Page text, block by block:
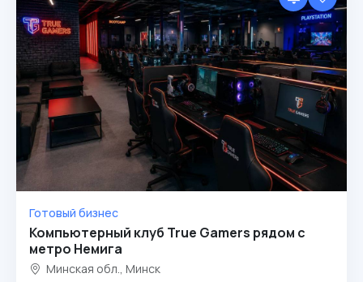
Готовый бизнес
Компьютерный клуб True Gamers рядом с
метро Немига
Минская обл., Минск